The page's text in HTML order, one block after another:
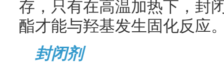
存，只有在高温加热下，封
酯才能与羟基发生固化反应
封闭剂